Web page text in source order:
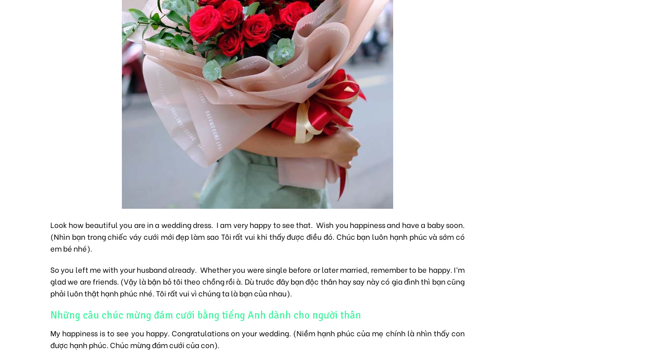
Look how beautiful you are in a wedding dress. I am very happy to see that. Wish you happiness and have a baby soon.
(Nhìn bạn trong chiếc váy cưới mới đẹp làm sao Tôi rất vui khi thấy được điều đó. Chúc bạn luôn hạnh phúc và sớm có
em bé nhé).
So you left me with your husband already. Whether you were single before or later married, remember to be happy. I’m
glad we are friends. (Vậy là bận bỏ tôi theo chồng rồi à. Dù trước đây bạn độc thân hay say này có gia đình thì bạn cũng
phải luôn thật hạnh phúc nhé. Tôi rất vui vì chúng ta là bạn của nhau).
Những câu chúc mừng đám cưới bằng tiếng Anh dành cho người thân
My happiness is to see you happy. Congratulations on your wedding. (Niềm hạnh phúc của mẹ chính là nhìn thấy con
được hạnh phúc. Chúc mừng đám cưới của con).